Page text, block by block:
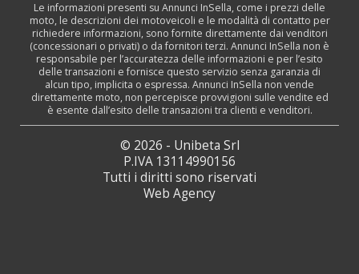
Le informazioni presenti su Annunci InSella, come i prezzi delle
moto, le descrizioni dei motoveicoli e le modalità di contatto per
richiedere informazioni, sono fornite direttamente dai venditori
(concessionari o privati) o da fornitori terzi. Annunci InSella non è
responsabile per l’accuratezza delle informazioni e per l’esito
delle transazioni e fornisce questo servizio senza garanzia di
alcun tipo, implicita o espressa. Annunci InSella non vende
direttamente moto, non percepisce provvigioni sulle vendite ed
è esente dall’esito delle transazioni tra clienti e venditori.
© 2026 - Unibeta Srl
P.IVA 13114990156
Tutti i diritti sono riservati
Web Agency